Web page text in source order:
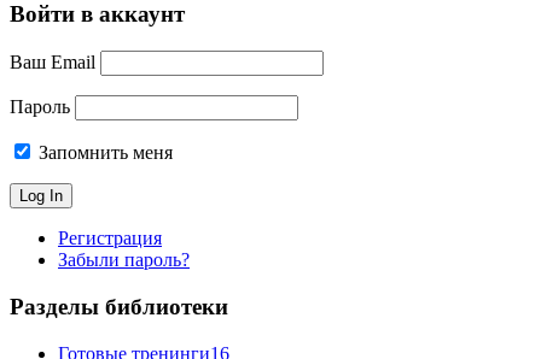
Войти в аккаунт
Ваш Email
Пароль
Запомнить меня
Регистрация
Забыли пароль?
Разделы библиотеки
Готовые тренинги16